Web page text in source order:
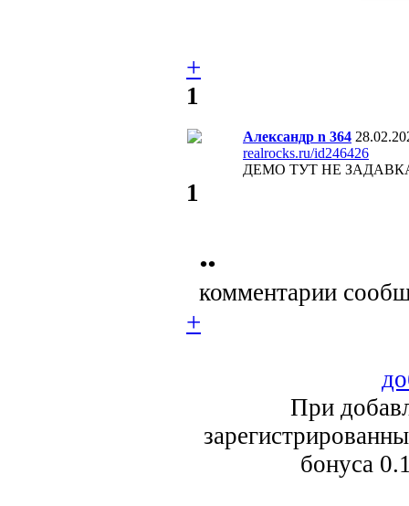
+
1
Александр n 364
realrocks.ru/id246426
ДЕМО ТУТ НЕ
1
••
комментарии
+
При
бонуса